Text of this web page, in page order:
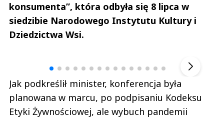
konsumenta”, która odbyła się 8 lipca w
siedzibie Narodowego Instytutu Kultury i
Dziedzictwa Wsi.
Jak podkreślił minister, konferencja była
planowana w marcu, po podpisaniu Kodeksu
Etyki Żywnościowej, ale wybuch pandemii